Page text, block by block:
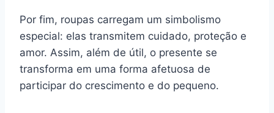
Por fim, roupas carregam um simbolismo
especial: elas transmitem cuidado, proteção e
amor. Assim, além de útil, o presente se
transforma em uma forma afetuosa de
participar do crescimento e do pequeno.